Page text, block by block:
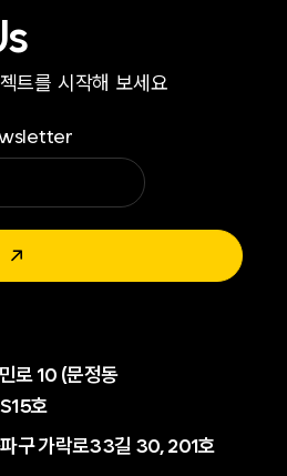
트를 시작해 보세요
↗
로 10 (문정동
호
구 가락로33길 30, 201호